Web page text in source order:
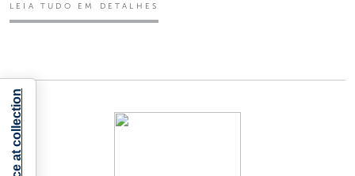
LEIA TUDO EM DETALHES
Notice at collection